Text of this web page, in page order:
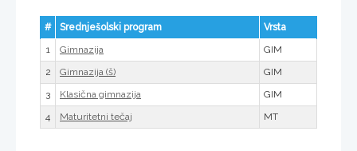
# Srednješolski program
Vrsta
1
Gimnazija
GIM
2
Gimnazija (š)
GIM
3
Klasična gimnazija
GIM
4
Maturitetni tečaj MT